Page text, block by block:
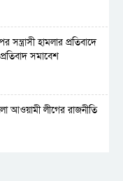
হামলার প্রতিবাদে
সমাবেশ
আওয়ামী লীগের রাজনীতি